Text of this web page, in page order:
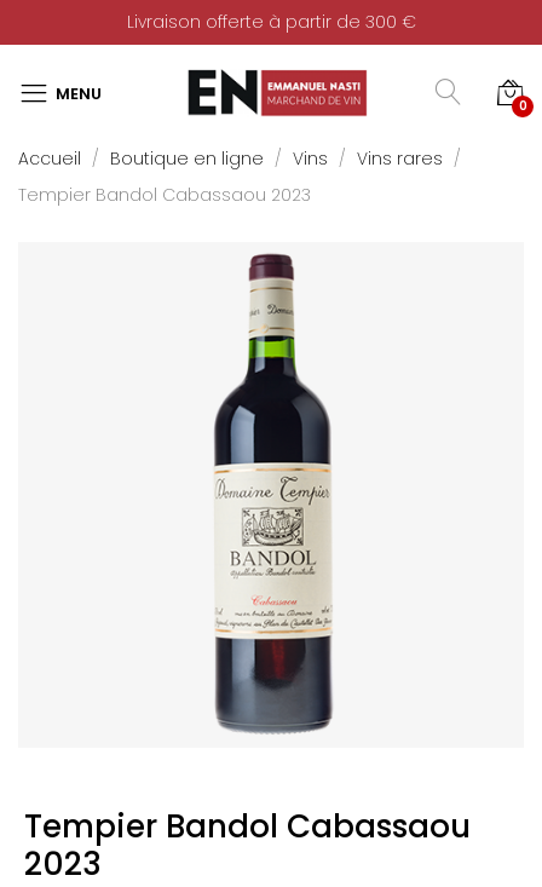
Livraison offerte à partir de 300 €
0
Accueil Boutique en ligne Vins
Vins rares
Tempier Bandol Cabassaou 2023
Tempier Bandol Cabassaou
2023